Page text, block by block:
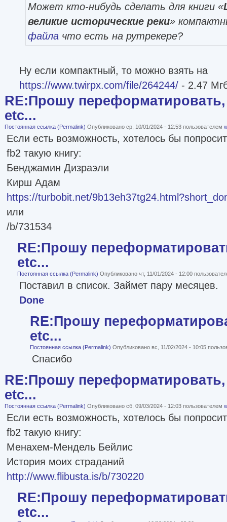
Может кто-нибудь сделать для книги «
великие исторические реки»
файлачто есть на рутрекере?
Ну если компактный, то можно взять на
https://www.twirpx.com/file/264244/ - 2.47
RE:Прошу переформатировать,
etc...
Постоянная ссылка (Permalink) Опубликовано ср, 10/01/2024 - 12:53 пользователем
Если есть возможность, хотелось бы
fb2 такую книгу:
Бенджамин Дизраэли
Кирш Адам
https://turbobit.net/
или
/b/731534
RE:Прошу
etc...
Постоянная ссылка (Permalink) Опубликовано чт, 11/01/2024 - 12:00
Поставил в список. Займет пару месяцев.
Done
RE:Прошу
etc...
Постоянная ссылка (Permalink) Опубликовано вс, 11/02/2024 - 10:05
Спасибо
RE:Прошу переформатировать,
etc...
Постоянная ссылка (Permalink) Опубликовано сб, 09/03/2024 - 12:03 пользователем
Если есть возможность, хотелось бы
fb2 такую книгу:
Менахем-Мендель Бейлис
История моих страданий
http://www.flibusta.is/b/730220
RE:Прошу
etc...